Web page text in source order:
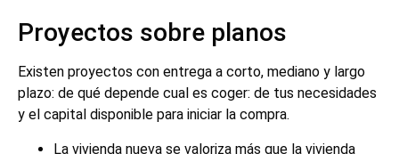
Proyectos sobre planos
Existen proyectos con entrega a corto, mediano y largo
plazo: de qué depende cual es coger: de tus necesidades
y el capital disponible para iniciar la compra.
La vivienda nueva se valoriza más que la vivienda